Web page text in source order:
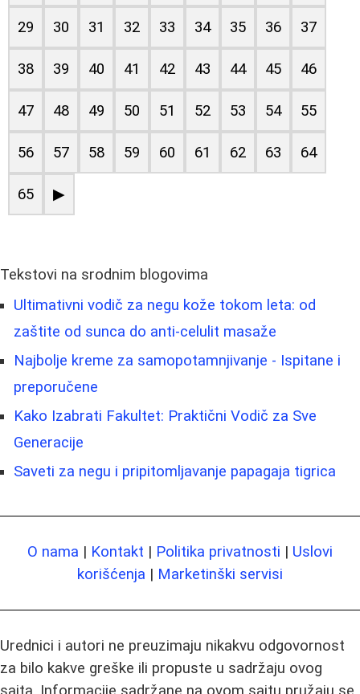
29 30 31 32 33 34 35 36 37
38 39 40 41 42 43 44 45 46
47 48 49 50 51 52 53 54 55
56 57 58 59 60 61 62 63 64
65 ▶
Tekstovi na srodnim blogovima
Ultimativni vodič za negu kože tokom leta: od
zaštite od sunca do anti-celulit masaže
Najbolje kreme za samopotamnjivanje - Ispitane i
preporučene
Kako Izabrati Fakultet: Praktični Vodič za Sve
Generacije
Saveti za negu i pripitomljavanje papagaja tigrica
O nama | Kontakt | Politika privatnosti | Uslovi
korišćenja | Marketinški servisi
Urednici i autori ne preuzimaju nikakvu odgovornost
za bilo kakve greške ili propuste u sadržaju ovog